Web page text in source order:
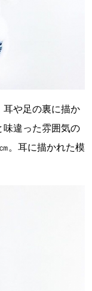
耳や足の裏に描か
違った雰囲気の
。耳に描かれた模